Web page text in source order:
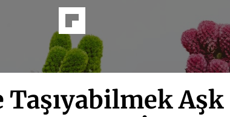
Taşıyabilmek Aşk